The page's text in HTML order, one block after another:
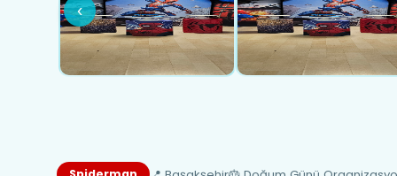
‹